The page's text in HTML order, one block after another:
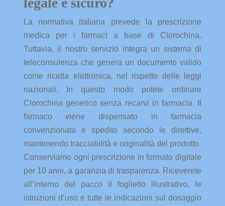
La normativa italiana prevede la prescrizione
medica per i farmaci a base di Clorochina.
Tuttavia, il nostro servizio integra un sistema di
teleconsulenza che genera un documento valido
come ricetta elettronica, nel rispetto delle leggi
nazionali. In questo modo potete ordinare
Clorochina generico senza recarvi in farmacia. Il
farmaco viene dispensato in farmacia
convenzionata e spedito secondo le direttive,
mantenendo tracciabilità e originalità del prodotto.
Conserviamo ogni prescrizione in formato digitale
per 10 anni, a garanzia di trasparenza. Riceverete
all’interno del pacco il foglietto illustrativo, le
istruzioni d’uso e tutte le indicazioni sul dosaggio